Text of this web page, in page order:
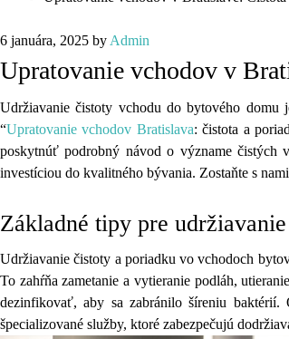
6 januára, 2025 by Admin
Upratovanie vchodov v
Udržiavanie čistoty vchodu do bytového domu
“Upratovanie vchodov Bratislava: čistota a
poskytnúť podrobný návod o význame čistých
investíciou do kvalitného bývania. Zostaňte s
Základné tipy pre
Udržiavanie čistoty a poriadku vo vchodoch
To zahŕňa zametanie a vytieranie podláh,
dezinfikovať, aby sa zabránilo šíreniu baktérií.
špecializované služby, ktoré zabezpečujú